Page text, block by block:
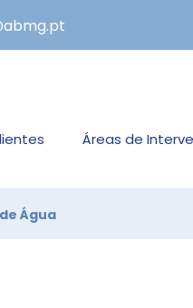
Áreas de
Água